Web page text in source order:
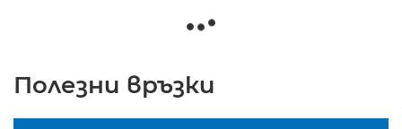
Полезни връзки